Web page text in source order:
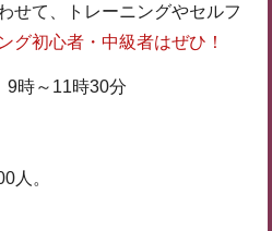
せて、トレーニングやセルフ
グ初心者・中級者はぜひ！
9時～11時30分
人。